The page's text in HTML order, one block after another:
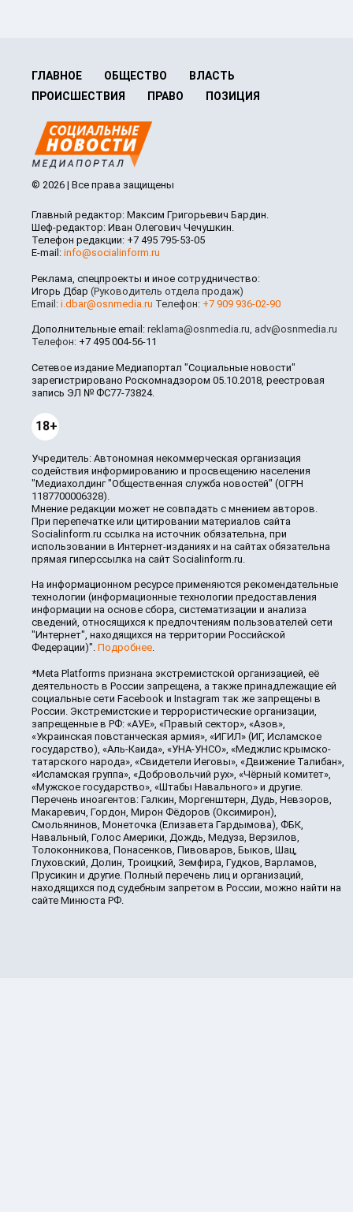
ГЛАВНОЕ ОБЩЕСТВО
ВЛАСТЬ
ПРОИСШЕСТВИЯ
ПРАВО ПОЗИЦИЯ
© 2026 | Все права защищены
Главный редактор: Максим Григорьевич Бардин.
Шеф-редактор: Иван Олегович Чечушкин.
Телефон редакции: +7 495 795-53-05
E-mail: info@socialinform.ru
Реклама, спецпроекты и иное сотрудничество:
Игорь Дбар (Руководитель отдела продаж)
Email: i.dbar@osnmedia.ru Телефон: +7 909 936-02-90
Дополнительные email: reklama@osnmedia.ru adv@osnmedia.ru
Телефон: +7 495 004-56-11
Сетевое издание Медиапортал "Социальные новости"
зарегистрировано Роскомнадзором 05.10.2018, реестровая
запись ЭЛ № ФС77-73824.
18+
Учредитель: Автономная некоммерческая организация
содействия информированию и просвещению населения
"Медиахолдинг "Общественная служба новостей" (ОГРН
1187700006328).
Мнение редакции может не совпадать с мнением авторов.
При перепечатке или цитировании материалов сайта
Socialinform.ru ссылка на источник обязательна, при
использовании в Интернет-изданиях и на сайтах обязательна
прямая гиперссылка на сайт Socialinform.ru.
На информационном ресурсе применяются рекомендательные
технологии (информационные технологии предоставления
информации на основе сбора, систематизации и анализа
сведений, относящихся к предпочтениям пользователей сети
"Интернет", находящихся на территории Российской
Федерации)". Подробнее
*Meta Platforms признана экстремистской организацией, её
деятельность в России запрещена, а также принадлежащие ей
социальные сети Facebook и Instagram так же запрещены в
России. Экстремистские и террористические организации,
запрещенные в РФ: «АУЕ», «Правый сектор», «Азов»,
«Украинская повстанческая армия», «ИГИЛ» (ИГ, Исламское
государство), «Аль-Каида», «УНА-УНСО», «Меджлис крымско-
татарского народа», «Свидетели Иеговы», «Движение Талибан»,
«Исламская группа», «Добровольчий рух», «Чёрный комитет»,
«Мужское государство», «Штабы Навального» и другие.
Перечень иноагентов: Галкин, Моргенштерн, Дудь, Невзоров,
Макаревич, Гордон, Мирон Фёдоров (Оксимирон),
Смольянинов, Монеточка (Елизавета Гардымова), ФБК,
Навальный, Голос Америки, Дождь, Медуза, Верзилов,
Толоконникова, Понасенков, Пивоваров, Быков, Шац,
Глуховский, Долин, Троицкий, Земфира, Гудков, Варламов,
Прусикин и другие. Полный перечень лиц и организаций,
находящихся под судебным запретом в России, можно найти на
сайте Минюста РФ.